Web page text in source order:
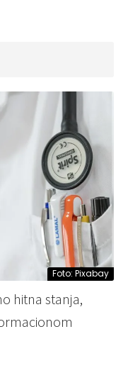
Foto: Pixabay
hitna stanja,